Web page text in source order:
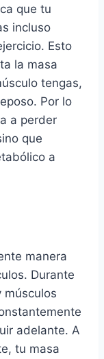
que tu
incluso
Esto
la masa
tengas,
Por lo
a perder
que
a
manera
Durante
músculos
adelante. A
tu masa